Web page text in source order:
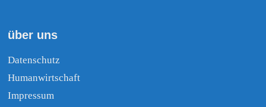
über uns
Datenschutz
Humanwirtschaft
Impressum